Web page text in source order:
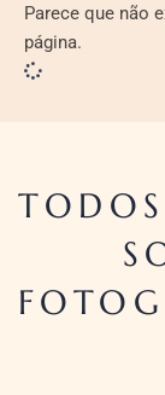
Parece que não
página.